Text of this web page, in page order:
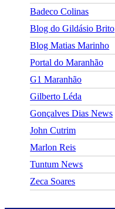
Badeco Colinas
Blog do Gildásio Brito
Blog Matias Marinho
Portal do Maranhão
G1 Maranhão
Gilberto Léda
Gonçalves Dias News
John Cutrim
Marlon Reis
Tuntum News
Zeca Soares